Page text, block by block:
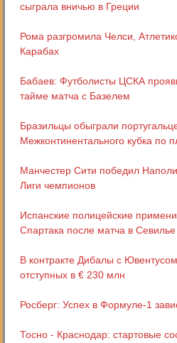
сыграла вничью в Греции
Рома разгромила Челси,
Карабах
Бабаев: Футболисты ЦСКА
тайме матча с Базелем
Бразильцы обыграли
Межконтинентального кубка по
Манчестер Сити победил
Лиги чемпионов
Испанские полицейские
Спартака после матча в Севилье
В контракте Дибалы с
отступных в € 230 млн
Росберг: Успех в Формуле-1
Тосно - Краснодар: стартовые